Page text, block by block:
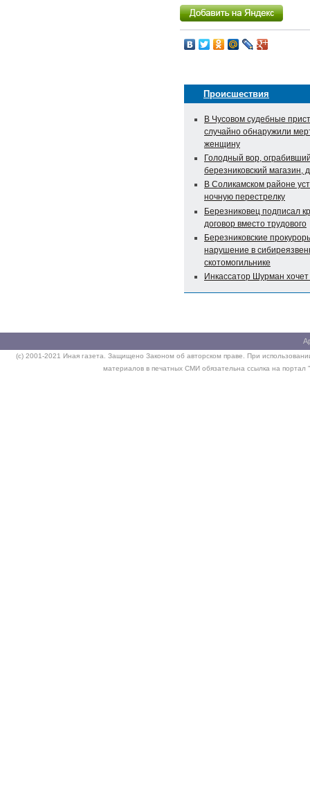
Происшествия
В Чусовом судебные
случайно обнаружили
женщину
Голодный вор,
березниковский магазин,
В Соликамском районе
ночную перестрелку
Березниковец подписал
договор вместо трудового
Березниковские
нарушение в
скотомогильнике
Инкассатор Шурман
(c) 2001-2021 Иная газета. Защищено Законом об авторском праве. При
материалов в печатных СМИ обязательна ссылка на